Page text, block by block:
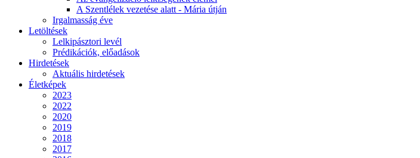
A Szentlélek vezetése alatt - Mária útján
Irgalmasság éve
Letöltések
Lelkipásztori levél
Prédikációk, előadások
Hirdetések
Aktuális hirdetések
Életképek
2023
2022
2020
2019
2018
2017